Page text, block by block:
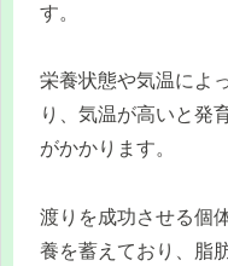
す。
栄養状態や気温によ
り、気温が高いと発
がかかります。
渡りを成功させる個
養を蓄えており、脂